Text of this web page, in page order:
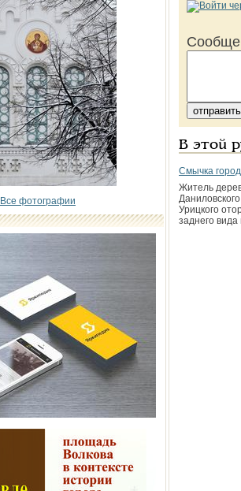
Все фотографии
В этой
Смычка
Житель
Урицкого
заднего